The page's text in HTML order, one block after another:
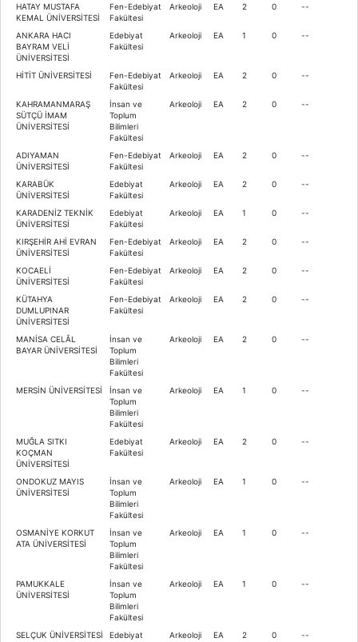
HATAY MUSTAFA
KEMAL ÜNİVERSİTESİ
Fen-Edebiyat
Fakültesi
Arkeoloji EA 2 0 --
ANKARA HACI
BAYRAM VELİ
ÜNİVERSİTESİ
Edebiyat
Fakültesi
Arkeoloji EA 1 0 --
HİTİT ÜNİVERSİTESİ
Fen-Edebiyat
Fakültesi
Arkeoloji EA 2 0 --
KAHRAMANMARAŞ
SÜTÇÜ İMAM
ÜNİVERSİTESİ
İnsan ve
Toplum
Bilimleri
Fakültesi
Arkeoloji EA 2 0 --
ADIYAMAN
ÜNİVERSİTESİ
Fen-Edebiyat
Fakültesi
Arkeoloji EA 2 0 --
KARABÜK
ÜNİVERSİTESİ
Edebiyat
Fakültesi
Arkeoloji EA 2 0 --
KARADENİZ TEKNİK
ÜNİVERSİTESİ
Edebiyat
Fakültesi
Arkeoloji EA 1 0 --
KIRŞEHİR AHİ EVRAN
ÜNİVERSİTESİ
Fen-Edebiyat
Fakültesi
Arkeoloji EA 2 0 --
KOCAELİ
ÜNİVERSİTESİ
Fen-Edebiyat
Fakültesi
Arkeoloji EA 2 0 --
KÜTAHYA
DUMLUPINAR
ÜNİVERSİTESİ
Fen-Edebiyat
Fakültesi
Arkeoloji EA 2 0 --
MANİSA CELÂL
BAYAR ÜNİVERSİTESİ
İnsan ve
Toplum
Bilimleri
Fakültesi
Arkeoloji EA 2 0 --
MERSİN ÜNİVERSİTESİ
İnsan ve
Toplum
Bilimleri
Fakültesi
Arkeoloji EA 1 0 --
MUĞLA SITKI
KOÇMAN
ÜNİVERSİTESİ
Edebiyat
Fakültesi
Arkeoloji EA 2 0 --
ONDOKUZ MAYIS
ÜNİVERSİTESİ
İnsan ve
Toplum
Bilimleri
Fakültesi
Arkeoloji EA 1 0 --
OSMANİYE KORKUT
ATA ÜNİVERSİTESİ
İnsan ve
Toplum
Bilimleri
Fakültesi
Arkeoloji EA 1 0 --
PAMUKKALE
ÜNİVERSİTESİ
İnsan ve
Toplum
Bilimleri
Fakültesi
Arkeoloji EA 1 0 --
SELÇUK ÜNİVERSİTESİ
Edebiyat
Arkeoloji EA 2 0 --